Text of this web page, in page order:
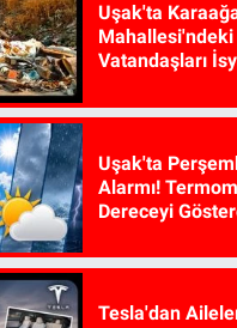
Uşak'ta
Vatandaşları
Uşak'ta
Alarmı!
Dereceyi
Tesla'dan